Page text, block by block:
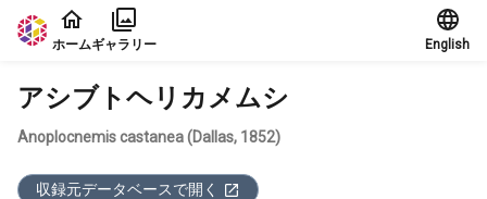
本文に飛ぶ
ホームギャラリー English
アシブトヘリカメムシ
Anoplocnemis castanea (Dallas, 1852)
収録元データベースで開く